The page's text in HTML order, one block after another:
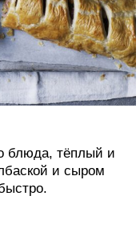
блюда, тёплый и
и сыром